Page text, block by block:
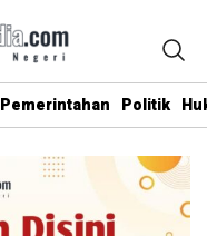
Pemerintahan Politik